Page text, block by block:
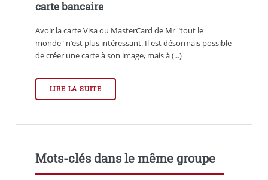
carte bancaire
Avoir la carte Visa ou MasterCard de Mr "tout le
monde" n’est plus intéressant. Il est désormais possible
de créer une carte à son image, mais à (...)
LIRE LA SUITE
Mots-clés dans le même groupe